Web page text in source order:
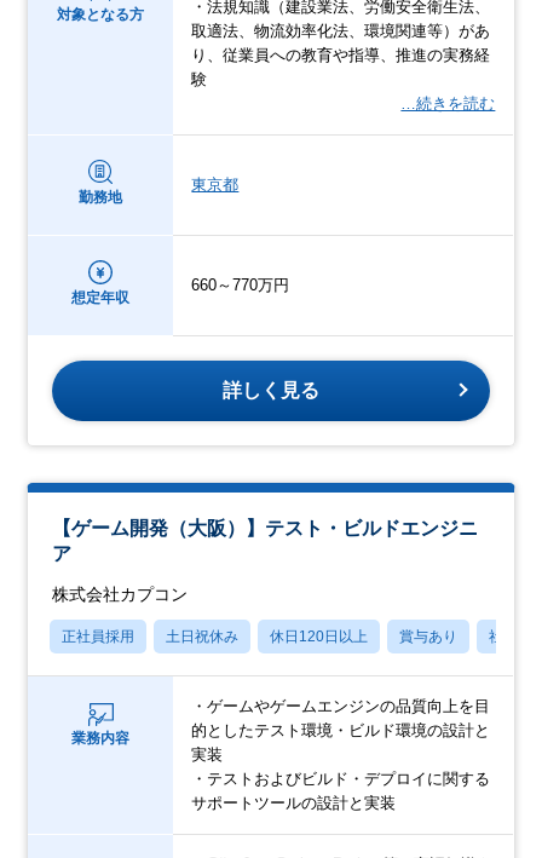
対象となる方
・法規知識（建設業法、労働安全衛生法、
取適法、物流効率化法、環境関連等）があ
り、従業員への教育や指導、推進の実務経
験
…続きを読む
勤務地
東京都
想定年収
660～770万円
詳しく見る
【ゲーム開発（大阪）】テスト・ビルドエンジニ
ア
株式会社カプコン
正社員採用 土日祝休み 休日120日以上 賞与あり 社宅・
業務内容
・ゲームやゲームエンジンの品質向上を目
的としたテスト環境・ビルド環境の設計と
実装
・テストおよびビルド・デプロイに関する
サポートツールの設計と実装